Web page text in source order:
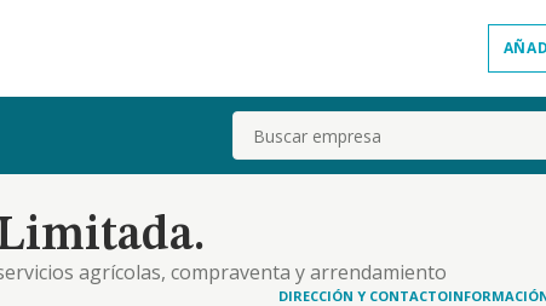
Buscar
agrícolas, compraventa y arrendamiento
DIRECCIÓN Y CONTACTO